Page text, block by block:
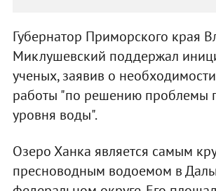
Губернатор Приморского края
Миклушевский поддержал
ученых, заявив о
работы "по решению проблемы
уровня воды".
Озеро Ханка является самым
пресноводным водоемом в